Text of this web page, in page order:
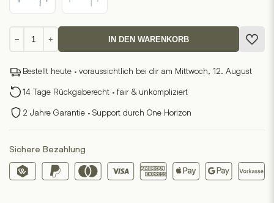
−
Beistelltisch
+ IN DEN WARENKORB
Bestellt heute · voraussichtlich bei dir am Mittwoch, 12. August
14 Tage Rückgaberecht · fair & unkompliziert
2 Jahre Garantie · Support durch One Horizon
Sichere Bezahlung